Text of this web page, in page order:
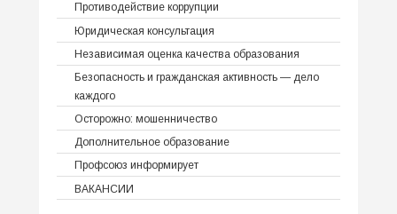
Противодействие коррупции
Юридическая консультация
Независимая оценка качества образования
Безопасность и гражданская активность — дело
каждого
Осторожно: мошенничество
Дополнительное образование
Профсоюз информирует
ВАКАНСИИ